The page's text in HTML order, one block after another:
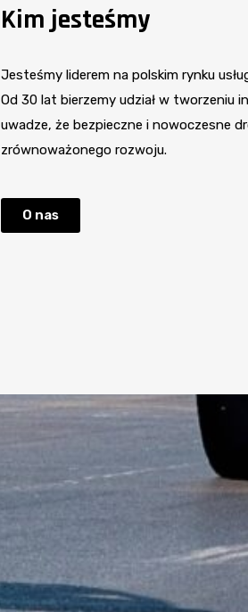
Kim jesteśmy
Jesteśmy liderem na polskim rynku
Od 30 lat bierzemy udział w tworzeniu
uwadze, że bezpieczne i nowoczesne
zrównoważonego rozwoju.
O nas